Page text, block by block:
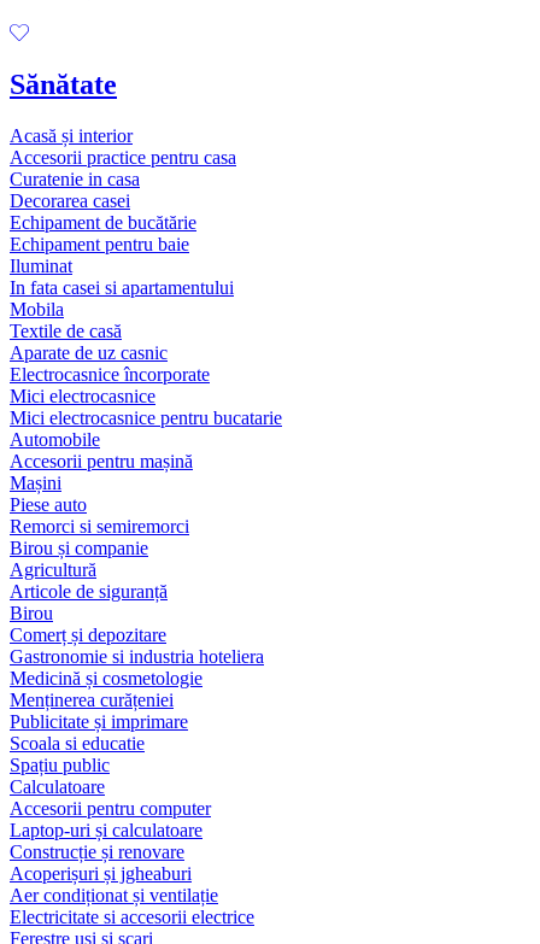
Sănătate
Acasă și interior
Accesorii practice pentru casa
Curatenie in casa
Decorarea casei
Echipament de bucătărie
Echipament pentru baie
Iluminat
In fata casei si apartamentului
Mobila
Textile de casă
Aparate de uz casnic
Electrocasnice încorporate
Mici electrocasnice
Mici electrocasnice pentru bucatarie
Automobile
Accesorii pentru mașină
Mașini
Piese auto
Remorci si semiremorci
Birou și companie
Agricultură
Articole de siguranță
Birou
Comerț și depozitare
Gastronomie si industria hoteliera
Medicină și cosmetologie
Menținerea curățeniei
Publicitate și imprimare
Scoala si educatie
Spațiu public
Calculatoare
Accesorii pentru computer
Laptop-uri și calculatoare
Construcție și renovare
Acoperișuri și jgheaburi
Aer condiționat și ventilație
Electricitate si accesorii electrice
Ferestre usi si scari